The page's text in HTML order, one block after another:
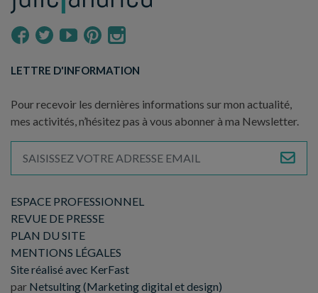
ESPACE PROFESSIONNEL
REVUE DE PRESSE
PLAN DU SITE
MENTIONS LÉGALES
Site réalisé avec KerFast
par Netsulting (Marketing digital et design)
LETTRE D'INFORMATION
Pour recevoir les dernières informations sur mon actualité,
mes activités, n’hésitez pas à vous abonner à ma Newsletter.